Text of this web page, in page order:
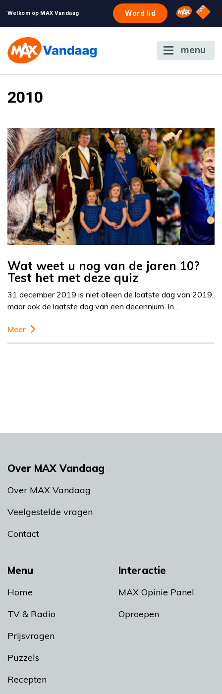
Welkom op MAX Vandaag Word lid Omroep
NPO
menu
2010
Wat weet u nog van de jaren 10?
Test het met deze quiz
31 december 2019 is niet alleen de laatste dag van 2019,
maar ook de laatste dag van een decennium. In…
Meer
Menu
Home
TV & Radio
Prijsvragen
Puzzels
Recepten
Interactie
MAX Opinie Panel
Oproepen
Over MAX Vandaag
Over MAX Vandaag
Veelgestelde vragen
Contact